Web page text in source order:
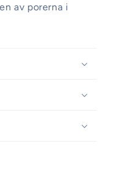
av porerna i